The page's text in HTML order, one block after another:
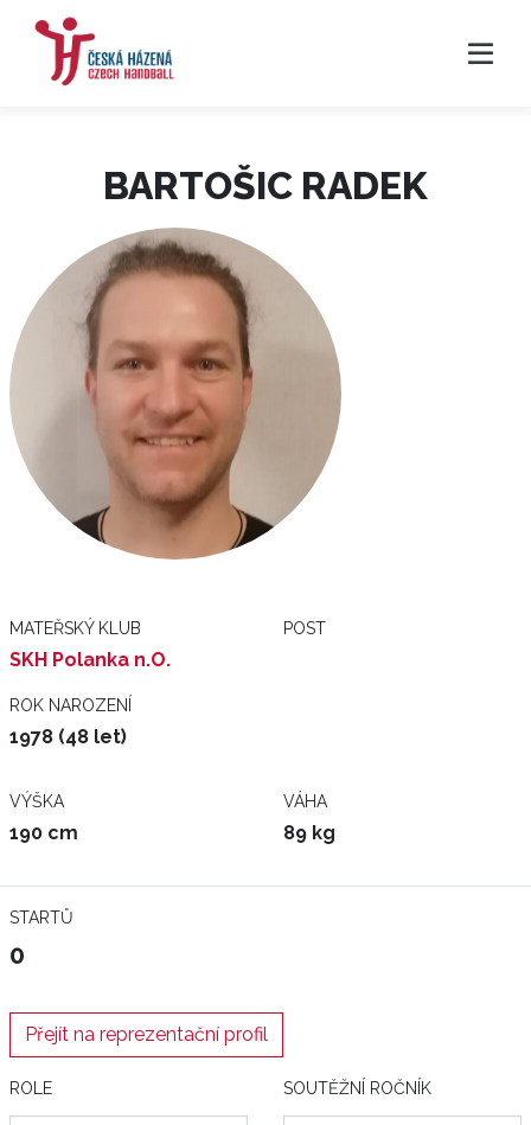
BARTOŠIC RADEK
MATEŘSKÝ KLUB
SKH Polanka n.O.
POST
ROK NAROZENÍ
1978 (48 let)
VÝŠKA
190 cm
VÁHA
89 kg
STARTŮ
0
Přejít na reprezentační profil
ROLE SOUTĚŽNÍ ROČNÍK